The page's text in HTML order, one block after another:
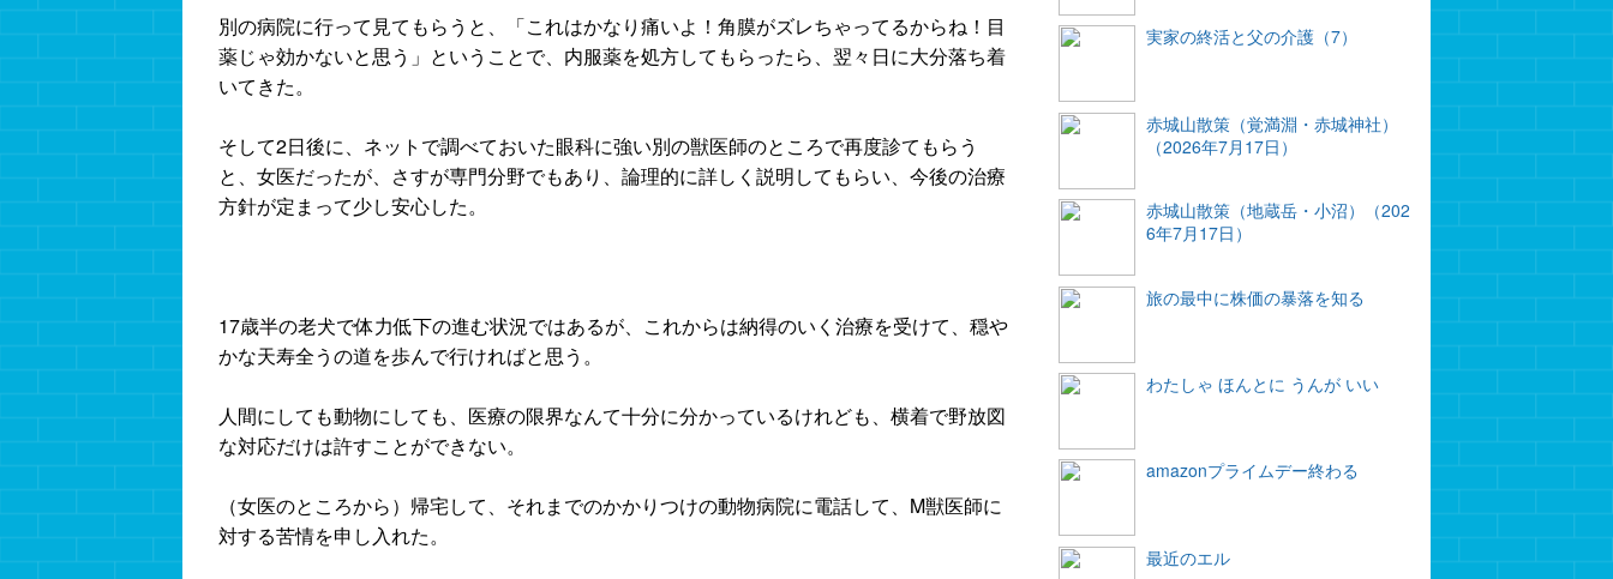
別の病院に行って見てもらうと、「これはかなり痛いよ！角膜がズレちゃってるからね！目
薬じゃ効かないと思う」ということで、内服薬を処方してもらったら、翌々日に大分落ち着
いてきた。
そして2日後に、ネットで調べておいた眼科に強い別の獣医師のところで再度診てもらう
と、女医だったが、さすが専門分野でもあり、論理的に詳しく説明してもらい、今後の治療
方針が定まって少し安心した。
17歳半の老犬で体力低下の進む状況ではあるが、これからは納得のいく治療を受けて、穏や
かな天寿全うの道を歩んで行ければと思う。
人間にしても動物にしても、医療の限界なんて十分に分かっているけれども、横着で野放図
な対応だけは許すことができない。
（女医のところから）帰宅して、それまでのかかりつけの動物病院に電話して、M獣医師に
対する苦情を申し入れた。
実家の終活と父の介護（7）
赤城山散策（覚満淵・赤城神社）
（2026年7月17日）
赤城山散策（地蔵岳・小沼）（202
6年7月17日）
旅の最中に株価の暴落を知る
わたしゃ ほんとに うんが いい
amazonプライムデー終わる
最近のエル